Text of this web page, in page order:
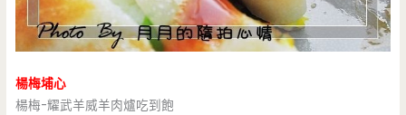
楊梅埔心
楊梅-耀武羊威羊肉爐吃到飽